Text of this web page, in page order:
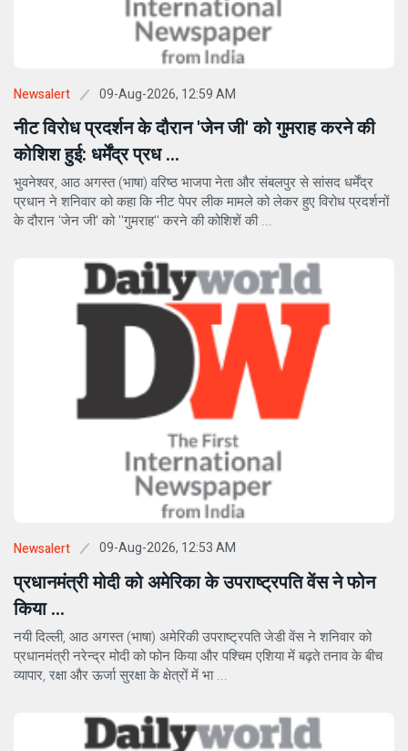
Newsalert 09-Aug-2026, 12:59 AM
नीट विरोध प्रदर्शन के दौरान 'जेन जी' को गुमराह करने की
कोशिश हुई: धर्मेंद्र प्रध ...
भुवनेश्वर, आठ अगस्त (भाषा) वरिष्ठ भाजपा नेता और संबलपुर से सांसद धर्मेंद्र
प्रधान ने शनिवार को कहा कि नीट पेपर लीक मामले को लेकर हुए विरोध प्रदर्शनों
के दौरान 'जेन जी' को ''गुमराह'' करने की कोशिशें की ...
Newsalert 09-Aug-2026, 12:53 AM
प्रधानमंत्री मोदी को अमेरिका के उपराष्ट्रपति वेंस ने फोन
किया ...
नयी दिल्ली, आठ अगस्त (भाषा) अमेरिकी उपराष्ट्रपति जेडी वेंस ने शनिवार को
प्रधानमंत्री नरेन्द्र मोदी को फोन किया और पश्चिम एशिया में बढ़ते तनाव के बीच
व्यापार, रक्षा और ऊर्जा सुरक्षा के क्षेत्रों में भा ...